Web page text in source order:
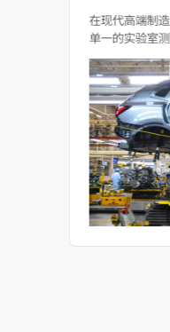
在现代高端制
单一的实验室
质控、失效 […]